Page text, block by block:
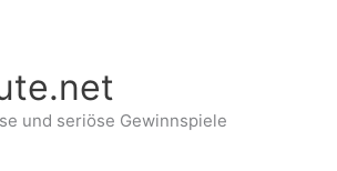
und seriöse Gewinnspiele